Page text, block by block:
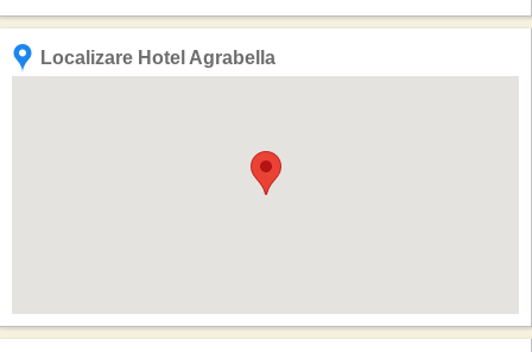
Localizare Hotel Agrabella